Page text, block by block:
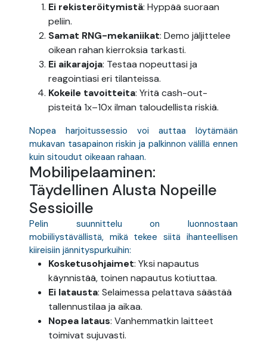
Ei rekisteröitymistä: Hyppää suoraan
peliin.
Samat RNG-mekaniikat: Demo jäljittelee
oikean rahan kierroksia tarkasti.
Ei aikarajoja: Testaa nopeuttasi ja
reagointiasi eri tilanteissa.
Kokeile tavoitteita: Yritä cash-out-
pisteitä 1x–10x ilman taloudellista riskiä.
Nopea harjoitussessio voi auttaa löytämään
mukavan tasapainon riskin ja palkinnon välillä ennen
kuin sitoudut oikeaan rahaan.
Mobilipelaaminen:
Täydellinen Alusta Nopeille
Sessioille
Pelin suunnittelu on luonnostaan
mobiiliystävällistä, mikä tekee siitä ihanteellisen
kiireisiin jännityspurkuihin:
Kosketusohjaimet: Yksi napautus
käynnistää, toinen napautus kotiuttaa.
Ei latausta: Selaimessa pelattava säästää
tallennustilaa ja aikaa.
Nopea lataus: Vanhemmatkin laitteet
toimivat sujuvasti.